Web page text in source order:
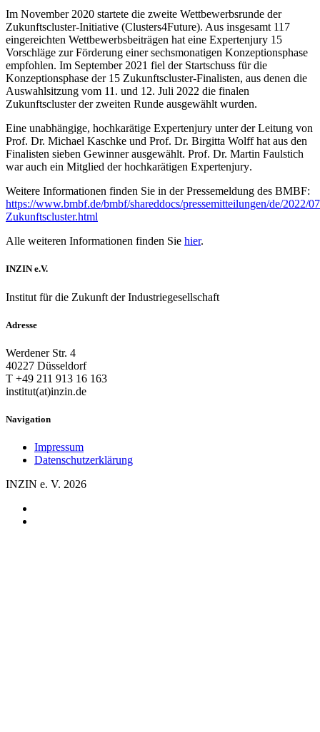
Im November 2020 startete die zweite Wettbewerbsrunde der
Zukunftscluster-Initiative (Clusters4Future). Aus insgesamt 117
eingereichten Wettbewerbsbeiträgen hat eine Expertenjury 15
Vorschläge zur Förderung einer sechsmonatigen Konzeptionsphase
empfohlen. Im September 2021 fiel der Startschuss für die
Konzeptionsphase der 15 Zukunftscluster-Finalisten, aus denen die
Auswahlsitzung vom 11. und 12. Juli 2022 die finalen
Zukunftscluster der zweiten Runde ausgewählt wurden.
Eine unabhängige, hochkarätige Expertenjury unter der Leitung von
Prof. Dr. Michael Kaschke und Prof. Dr. Birgitta Wolff hat aus den
Finalisten sieben Gewinner ausgewählt. Prof. Dr. Martin Faulstich
war auch ein Mitglied der hochkarätigen Expertenjury.
Weitere Informationen finden Sie in der Pressemeldung des BMBF:
https://www.bmbf.de/bmbf/shareddocs/pressemitteilungen/de/2022/
Zukunftscluster.html
Alle weiteren Informationen finden Sie hier.
INZIN e.V.
Institut für die Zukunft der Industriegesellschaft
Adresse
Werdener Str. 4
40227 Düsseldorf
T +49 211 913 16 163
institut(at)inzin.de
Navigation
Impressum
Datenschutzerklärung
INZIN e. V. 2026